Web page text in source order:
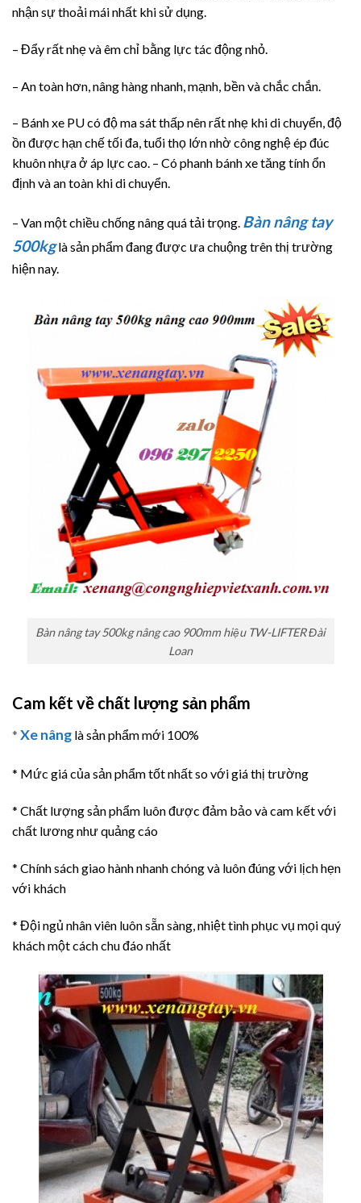
nhận sự thoải mái nhất khi sử dụng.
– Đẩy rất nhẹ và êm chỉ bằng lực tác động nhỏ.
– An toàn hơn, nâng hàng nhanh, mạnh, bền và chắc chắn.
– Bánh xe PU có độ ma sát thấp nên rất nhẹ khi di chuyển, độ
ồn được hạn chế tối đa, tuổi thọ lớn nhờ công nghệ ép đúc
khuôn nhựa ở áp lực cao. – Có phanh bánh xe tăng tính ổn
định và an toàn khi di chuyển.
– Van một chiều chống nâng quá tải trọng. Bàn nâng tay
500kg là sản phẩm đang được ưa chuộng trên thị trường
hiện nay.
Bàn nâng tay 500kg nâng cao 900mm hiệu TW-LIFTER Đài
Loan
Cam kết về chất lượng sản phẩm
* Xe nâng là sản phẩm mới 100%
* Mức giá của sản phẩm tốt nhất so với giá thị trường
* Chất lượng sản phẩm luôn được đảm bảo và cam kết với
chất lương như quảng cáo
* Chính sách giao hành nhanh chóng và luôn đúng với lịch hẹn
với khách
* Đội ngủ nhân viên luôn sẵn sàng, nhiệt tình phục vụ mọi quý
khách một cách chu đáo nhất